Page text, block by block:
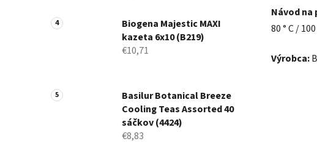
Biogena Majestic MAXI
kazeta 6x10 (B219)
€10,71
Basilur Botanical Breeze
Cooling Teas Assorted 40
sáčkov (4424)
€8,83
Návod na
80 ° C /
Výrobca: